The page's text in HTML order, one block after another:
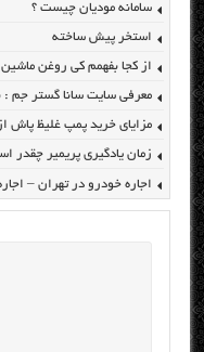
سامانه مودیان چیست ؟
استخر پیش ساخته
از کجا بفهمم کی روغن
معرفی سایت سانا گستر جم :
مزایای خرید پمپ غلیظ پاش
زمان یادگیری پریمیر چقدر
اجاره خودرو در تهران –